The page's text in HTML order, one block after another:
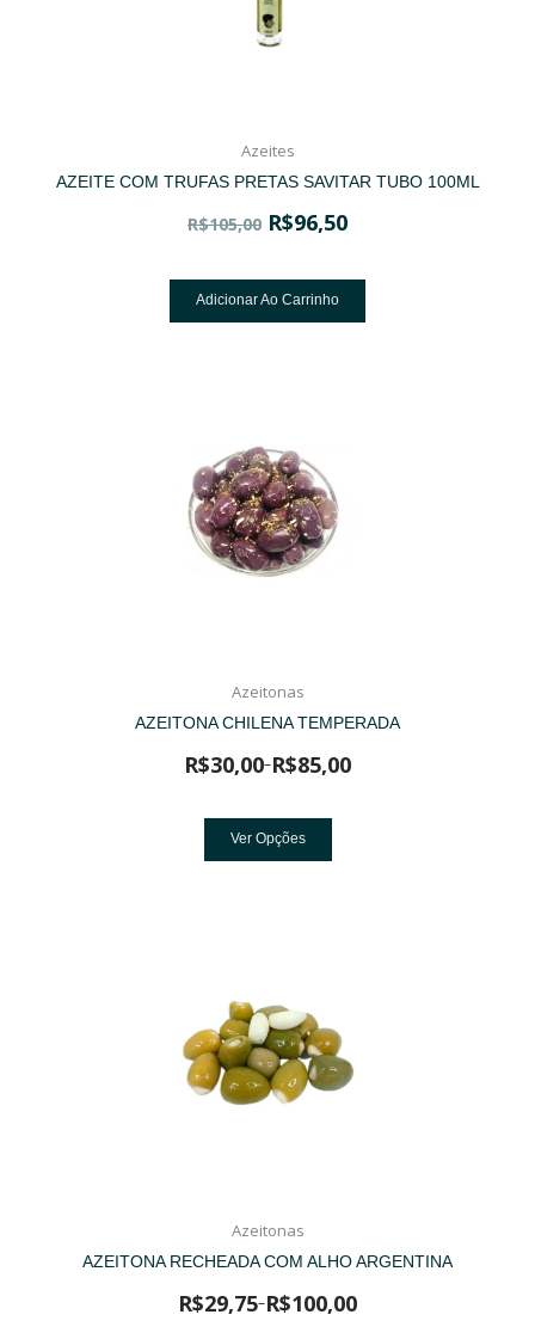
Azeites
AZEITE COM TRUFAS PRETAS SAVITAR TUBO 100ML
R$105,00 R$96,50
Adicionar Ao Carrinho
Azeitonas
AZEITONA CHILENA TEMPERADA
R$30,00–R$85,00
Ver Opções
Azeitonas
AZEITONA RECHEADA COM ALHO ARGENTINA
R$29,75–R$100,00